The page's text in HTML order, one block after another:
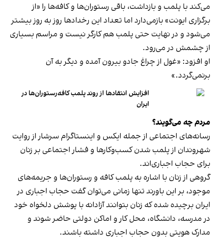
می‌کند با پلمب و بازداشت، باقی رستوران‌ها و کافه‌ها را «از
برگزاری ایونت» بازمی‌دارد اما تعداد این رخدادها روز به روز بیشتر
می‌شود و در نهایت حتی پلمب هم کارگر نیست و مراسم بسیاری
از چشمش در می‌رود.
او افزود: «غول از چراغ جادو بیرون آمده و دیگر به آن
برنمی‎‌گردد.»
افزایش انتقادها از روند پلمب کافه‌رستوران‌ها در
ایران
مردم چه می‌گویند؟
رسانه‎‌های اجتماعی از جمله ایکس و اینستاگرام سرشار از روایت
شهروندان از پلمب شدن کسب‌وکارها و فشار اجتماعی بر زنان
برای حجاب اجباری‌اند.
گروهی از زنان با اشاره به پلمب کافه و رستوران‌ها و جریمه‌های
موجود، بر این باورند تنها زمانی می‌توان گفت حجاب اجباری در
ایران برچیده شده که زنان بتوانند آزادانه با پوشش دلخواه خود
در مدرسه، دانشگاه، محل کار و اماکن دولتی حاضر شوند و
مدارک هویتی بدون حجاب اجباری داشته باشند.